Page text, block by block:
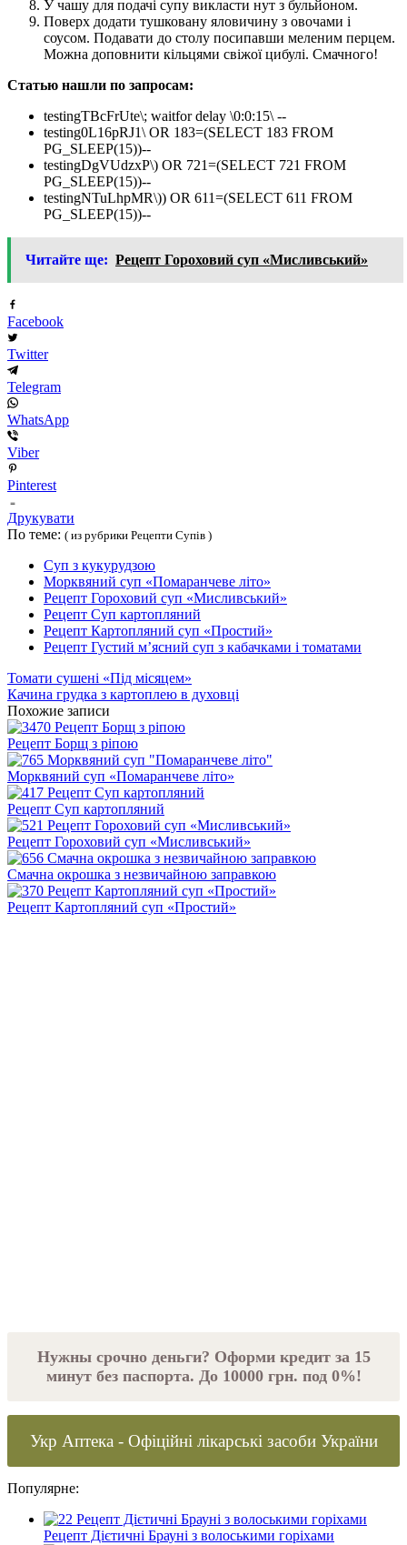
У чашу для подачі супу викласти нут з бульйоном.
Поверх додати тушковану яловичину з овочами і
соусом. Подавати до столу посипавши меленим перцем.
Можна доповнити кільцями свіжої цибулі. Смачного!
Статью нашли по запросам:
testingTBcFrUte\; waitfor delay \0:0:15\ --
testing0L16pRJ1\ OR 183=(SELECT 183 FROM
PG_SLEEP(15))--
testingDgVUdzxP\) OR 721=(SELECT 721 FROM
PG_SLEEP(15))--
testingNTuLhpMR\)) OR 611=(SELECT 611 FROM
PG_SLEEP(15))--
Читайте ще: Рецепт Гороховий суп «Мисливський»
Facebook
Twitter
Telegram
WhatsApp
Viber
Pinterest
Друкувати
По теме: ( из рубрики Рецепти Супів )
Суп з кукурудзою
Морквяний суп «Помаранчеве літо»
Рецепт Гороховий суп «Мисливський»
Рецепт Суп картопляний
Рецепт Картопляний суп «Простий»
Рецепт Густий м’ясний суп з кабачками і томатами
Томати сушені «Під місяцем»
Качина грудка з картоплею в духовці
Похожие записи
Рецепт Борщ з ріпою
Морквяний суп «Помаранчеве літо»
Рецепт Суп картопляний
Рецепт Гороховий суп «Мисливський»
Смачна окрошка з незвичайною заправкою
Рецепт Картопляний суп «Простий»
Нужны срочно деньги? Оформи кредит за 15
минут без паспорта. До 10000 грн. под 0%!
Укр Аптека - Офіційні лікарські засоби України
Популярне:
Рецепт Дієтичні Брауні з волоськими горіхами